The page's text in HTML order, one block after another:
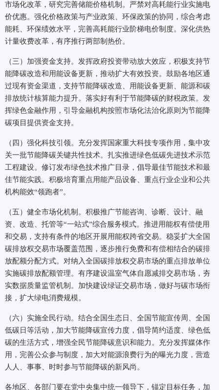
市场化改革，研究完善储能价格机制。严禁对高耗能行业实施电
价优惠。强化价格政策与产业政策、环保政策的协同，综合考虑
能耗、环保绩效水平，完善高耗能行业阶梯电价制度。深化供热
计量收费改革，有序推行两部制热价。
（三）加强资金支持。发挥政府投资带动放大效应，积极支持节
能降碳改造和用能设备更新，推动扩大有效投资。鼓励各地区通
过现有资金渠道，支持节能降碳改造、用能设备更新、能源和碳
排放统计核算能力提升。落实好有利于节能降碳的财税政策。发
挥绿色金融作用，引导金融机构按照市场化法治化原则为节能降
碳项目提供资金支持。
（四）强化科技引领。充分发挥国家重大科技专项作用，集中攻
关一批节能降碳关键共性技术。扎实推进绿色低碳先进技术示范
工程建设。修订发布绿色技术推广目录，倡导最佳节能技术和最
佳节能实践。积极培育重点用能产品设备、重点行业企业和公共
机构能效“领跑者”。
（五）健全市场化机制。积极推广节能咨询、诊断、设计、融
资、改造、托管等“一站式”综合服务模式。推进用能权有偿使用
和交易，支持有条件的地区开展用能权跨省交易。稳妥扩大全国
碳排放权交易市场覆盖范围，逐步推行免费和有偿相结合的碳排
放配额分配方式。对纳入全国碳排放权交易市场的重点排放单位
实施碳排放配额管理。有序建设温室气体自愿减排交易市场，夯
实数据质量监管机制。加快建设绿证交易市场，做好与碳市场衔
接，扩大绿电消费规模。
（六）实施全民行动。结合全国生态日、全国节能宣传周、全国
低碳日等活动，加大节能降碳宣传力度，倡导简约适度、绿色低
碳的生活方式，增强全民节能降碳意识和能力。充分发挥媒体作
用，完善公众参与制度，加大对能源浪费行为的曝光力度，营造
人人、事事、时时参与节能降碳的新风尚。
各地区、各部门要在党中央集中统一领导下，锚定目标任务，加